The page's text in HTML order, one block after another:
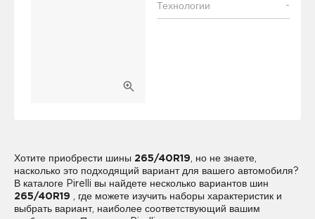
Технологии -
Хотите приобрести шины 265/40R19, но не знаете,
насколько это подходящий вариант для вашего автомобиля?
В каталоге Pirelli вы найдете несколько вариантов шин
265/40R19 , где можете изучить наборы характеристик и
выбрать вариант, наиболее соответствующий вашим